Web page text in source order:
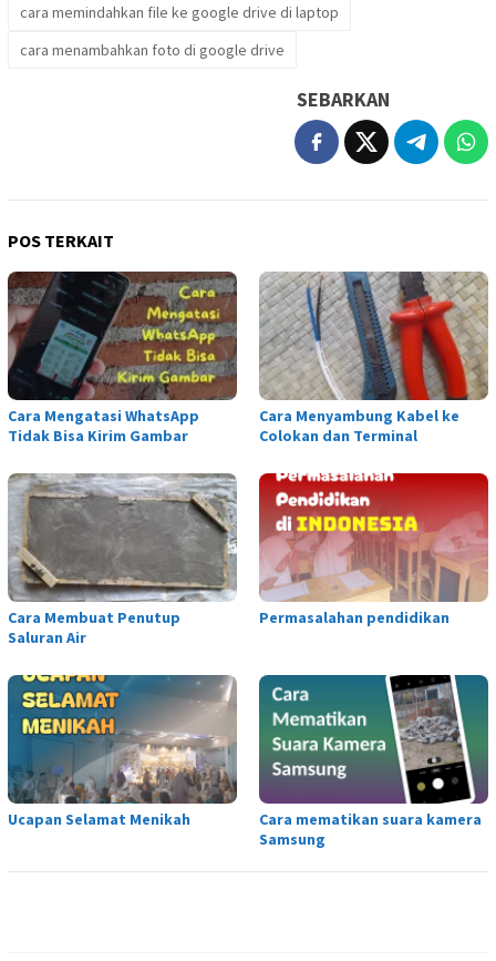
cara memindahkan file ke google drive di laptop
cara menambahkan foto di google drive
SEBARKAN
POS TERKAIT
Cara Mengatasi WhatsApp
Tidak Bisa Kirim Gambar
Cara Menyambung Kabel ke
Colokan dan Terminal
Cara Membuat Penutup
Saluran Air
Permasalahan pendidikan
Ucapan Selamat Menikah
Cara mematikan suara kamera
Samsung